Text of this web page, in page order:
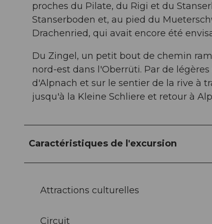
proches du Pilate, du Rigi et du
Stanserboden et, au pied du
Drachenried, qui avait encore été
Du Zingel, un petit bout de chemin
nord-est dans l'Oberrüti. Par de
d'Alpnach et sur le sentier de la rive à
jusqu'à la Kleine Schliere et retour à
Caractéristiques de l'excursion
Attractions culturelles
Circuit